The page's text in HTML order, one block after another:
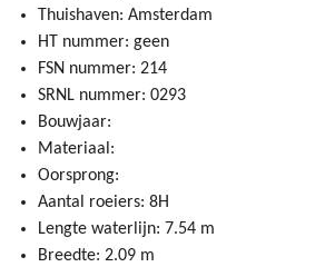
Thuishaven: Amsterdam
HT nummer: geen
FSN nummer: 214
SRNL nummer: 0293
Bouwjaar:
Materiaal:
Oorsprong:
Aantal roeiers: 8H
Lengte waterlijn: 7.54 m
Breedte: 2.09 m